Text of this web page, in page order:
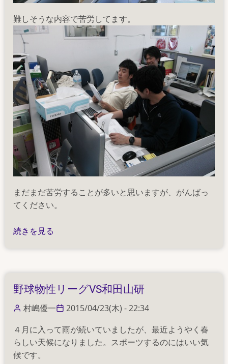
難しそうな内容で苦労してます。
まだまだ苦労することが多いと思いますが、がんばっ
てください。
2015
奮
闘
記
読
み
合
続きを見る
野球物性リーグVS和田山研
村嶋優一
2015/04/23(木) - 22:34
４月に入って雨が続いていましたが、最近ようやく春
らしい天候になりました。スポーツするのにはいい気
候です。